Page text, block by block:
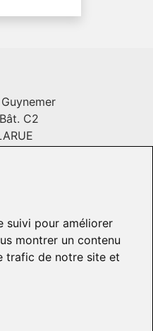
suivi pour améliorer
montrer un contenu
trafic de notre site et
C2